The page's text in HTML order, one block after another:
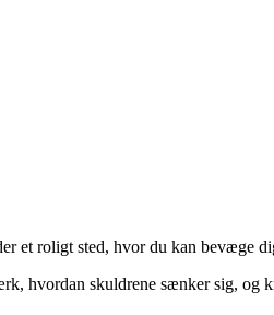
et roligt sted, hvor du kan bevæge
hvordan skuldrene sænker sig, og